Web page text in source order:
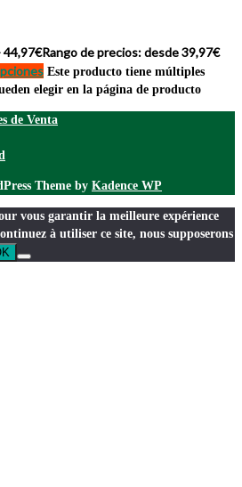
44,97€Rango de precios: desde 39,97€
Este producto tiene múltiples
elegir en la página de producto
de Venta
Theme by Kadence WP
vous garantir la meilleure expérience
à utiliser ce site, nous supposerons